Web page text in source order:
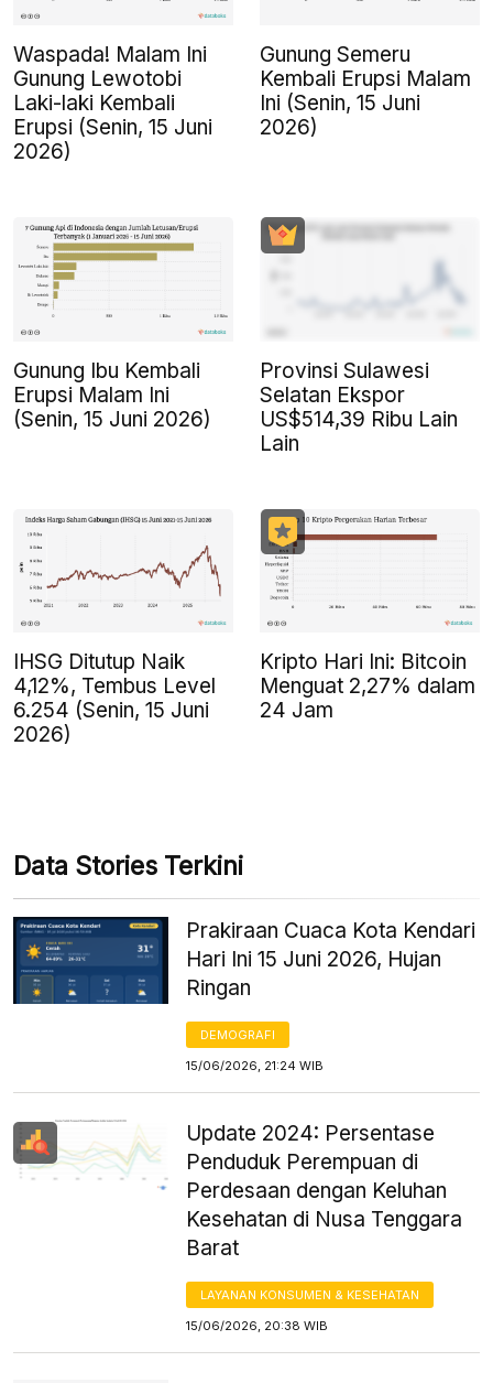
Waspada! Malam Ini
Gunung Lewotobi
Laki-laki Kembali
Erupsi (Senin, 15 Juni
2026)
Gunung Semeru
Kembali Erupsi Malam
Ini (Senin, 15 Juni
2026)
Gunung Ibu Kembali
Erupsi Malam Ini
(Senin, 15 Juni 2026)
Provinsi Sulawesi
Selatan Ekspor
US$514,39 Ribu Lain
Lain
IHSG Ditutup Naik
4,12%, Tembus Level
6.254 (Senin, 15 Juni
2026)
Kripto Hari Ini: Bitcoin
Menguat 2,27% dalam
24 Jam
Data Stories Terkini
Prakiraan Cuaca Kota Kendari
Hari Ini 15 Juni 2026, Hujan
Ringan
DEMOGRAFI
15/06/2026, 21:24 WIB
Update 2024: Persentase
Penduduk Perempuan di
Perdesaan dengan Keluhan
Kesehatan di Nusa Tenggara
Barat
LAYANAN KONSUMEN & KESEHATAN
15/06/2026, 20:38 WIB